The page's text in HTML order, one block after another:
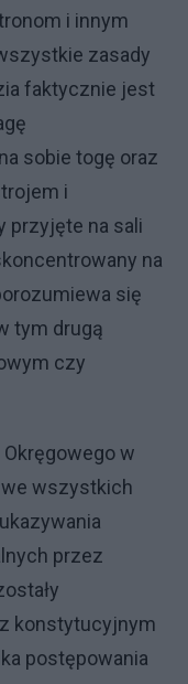
i innym
zasady
faktycznie jest
sobie togę oraz
i
przyjęte na sali
na
się
tym drugą
czy
Okręgowego w
wszystkich
przez
konstytucyjnym
postępowania